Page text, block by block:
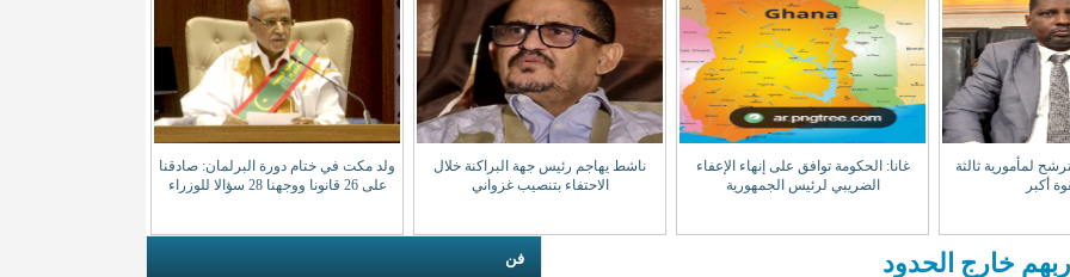
لمأمورية ثالثة
أكبر
غانا: الحكومة توافق على إنهاء الإعفاء
الضريبي لرئيس الجمهورية
ناشط يهاجم رئيس جهة البراكنة خلال
الاحتفاء بتنصيب غزواني
ولد مكت في ختام دورة البرلمان: صادقنا
على 26 قانونا ووجهنا 28 سؤالا للوزراء
فن خارج الحدود